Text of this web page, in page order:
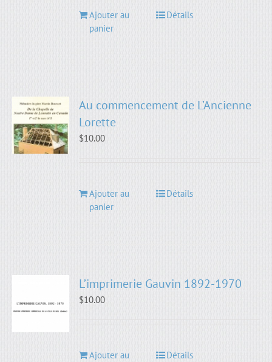
Ajouter au
panier
Détails
Au commencement de L’Ancienne
Lorette
$10.00
Ajouter au
panier
Détails
L’imprimerie Gauvin 1892-1970
$10.00
Ajouter au
Détails